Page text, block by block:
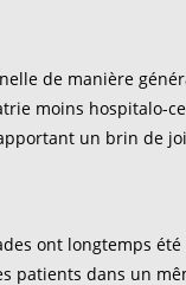
de manière
moins hospitalo-
un brin de
ont longtemps
dans un